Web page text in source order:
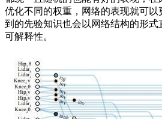
优化不同的权重，网络的表现就可
到的先验知识也会以网络结构的形
可解释性。